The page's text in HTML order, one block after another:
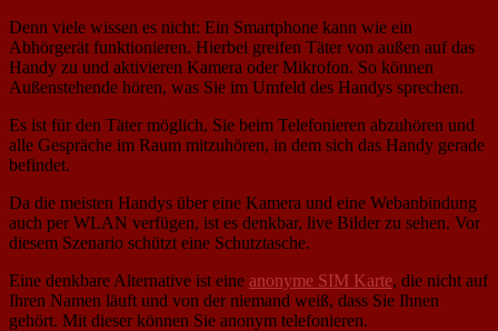
Denn viele wissen es nicht: Ein Smartphone kann wie ein
Abhörgerät funktionieren. Hierbei greifen Täter von außen auf das
Handy zu und aktivieren Kamera oder Mikrofon. So können
Außenstehende hören, was Sie im Umfeld des Handys sprechen.
Es ist für den Täter möglich, Sie beim Telefonieren abzuhören und
alle Gespräche im Raum mitzuhören, in dem sich das Handy gerade
befindet.
Da die meisten Handys über eine Kamera und eine Webanbindung
auch per WLAN verfügen, ist es denkbar, live Bilder zu sehen. Vor
diesem Szenario schützt eine Schutztasche.
Eine denkbare Alternative ist eine anonyme SIM Karte, die nicht auf
Ihren Namen läuft und von der niemand weiß, dass Sie Ihnen
gehört. Mit dieser können Sie anonym telefonieren.